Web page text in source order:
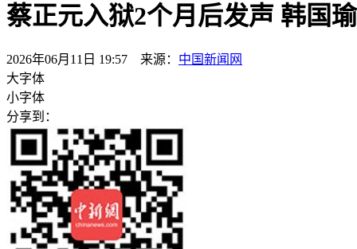
蔡正元入狱2个月后发声 韩国
2026年06月11日 19:57 来源： 中国新闻网
大字体
小字体
分享到：